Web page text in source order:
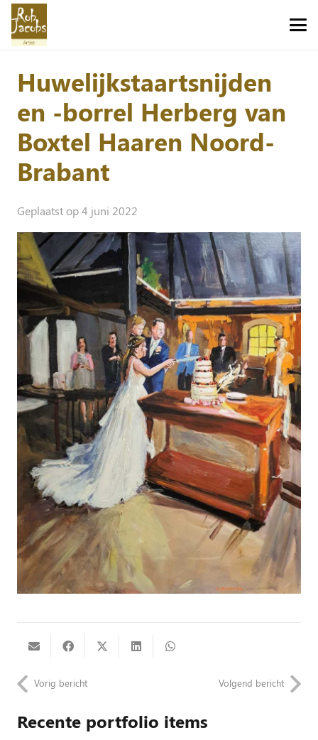
Huwelijkstaartsnijden
en -borrel Herberg van
Boxtel Haaren Noord-
Brabant
Geplaatst op4 juni 2022
Vorig bericht Volgend bericht
Recente portfolio items